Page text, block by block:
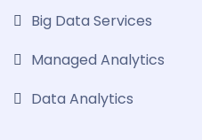
Big Data Services
Managed Analytics
Data Analytics